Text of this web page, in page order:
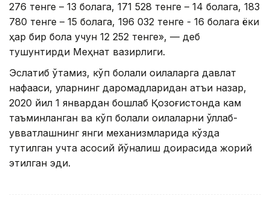
276 тенге – 13 болага, 171 528 тенге – 14 болага, 183
780 тенге – 15 болага, 196 032 тенге - 16 болага ёки
ҳар бир бола учун 12 252 тенге», — деб
тушунтирди Меҳнат вазирлиги.
Эслатиб ўтамиз, кўп болали оилаларга давлат
нафақаси, уларнинг даромадларидан қатъи назар,
2020 йил 1 январдан бошлаб Қозоғистонда кам
таъминланган ва кўп болали оилаларни қўллаб-
қувватлашнинг янги механизмларида кўзда
тутилган учта асосий йўналиш доирасида жорий
этилган эди.